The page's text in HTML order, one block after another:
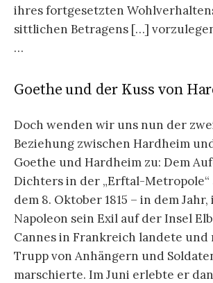
ihres fortgesetzten
sittlichen Betragens […]
…
Goethe und der Kuss von
Doch wenden wir uns nun der
Beziehung zwischen Hardheim
Goethe und Hardheim zu: Dem
Dichters in der „Erftal-Metropole“
dem 8. Oktober 1815 – in dem
Napoleon sein Exil auf der Insel
Cannes in Frankreich landete und
Trupp von Anhängern und
marschierte. Im Juni erlebte er